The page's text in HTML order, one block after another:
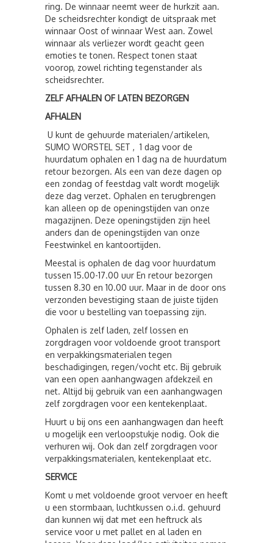
ring. De winnaar neemt weer de hurkzit aan.
De scheidsrechter kondigt de uitspraak met
winnaar Oost of winnaar West aan. Zowel
winnaar als verliezer wordt geacht geen
emoties te tonen. Respect tonen staat
voorop, zowel richting tegenstander als
scheidsrechter.
ZELF AFHALEN OF LATEN BEZORGEN
AFHALEN
U kunt de gehuurde materialen/artikelen,
SUMO WORSTEL SET , 1 dag voor de
huurdatum ophalen en 1 dag na de huurdatum
retour bezorgen. Als een van deze dagen op
een zondag of feestdag valt wordt mogelijk
deze dag verzet. Ophalen en terugbrengen
kan alleen op de openingstijden van onze
magazijnen. Deze openingstijden zijn heel
anders dan de openingstijden van onze
Feestwinkel en kantoortijden.
Meestal is ophalen de dag voor huurdatum
tussen 15.00-17.00 uur En retour bezorgen
tussen 8.30 en 10.00 uur. Maar in de door ons
verzonden bevestiging staan de juiste tijden
die voor u bestelling van toepassing zijn.
Ophalen is zelf laden, zelf lossen en
zorgdragen voor voldoende groot transport
en verpakkingsmaterialen tegen
beschadigingen, regen/vocht etc. Bij gebruik
van een open aanhangwagen afdekzeil en
net. Altijd bij gebruik van een aanhangwagen
zelf zorgdragen voor een kentekenplaat.
Huurt u bij ons een aanhangwagen dan heeft
u mogelijk een verloopstukje nodig. Ook die
verhuren wij. Ook dan zelf zorgdragen voor
verpakkingsmaterialen, kentekenplaat etc.
SERVICE
Komt u met voldoende groot vervoer en heeft
u een stormbaan, luchtkussen o.i.d. gehuurd
dan kunnen wij dat met een heftruck als
service voor u met pallet en al laden en